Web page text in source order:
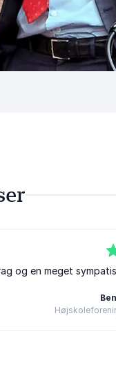
og en meget